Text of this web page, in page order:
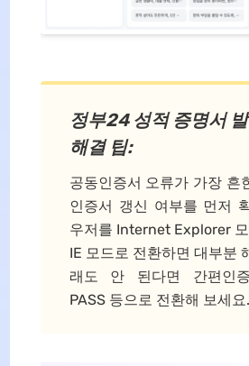
정부24 성적 증명서
해결 팁:
공동인증서 오류가 가장 흔
인증서 갱신 여부를 먼저
우저를 Internet Explorer
IE 모드로 전환하면 대부분
래도 안 된다면 간편인
PASS 등으로 전환해 보세요.